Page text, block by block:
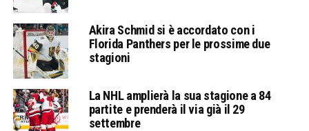
Akira Schmid si è accordato con i
Florida Panthers per le prossime due
stagioni
La NHL amplierà la sua stagione a 84
partite e prenderà il via già il 29
settembre